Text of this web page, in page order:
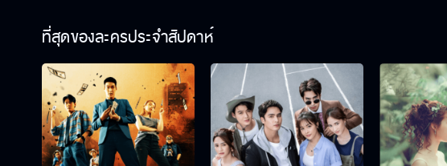
ที่สุดของละครประจำสัปดาห์